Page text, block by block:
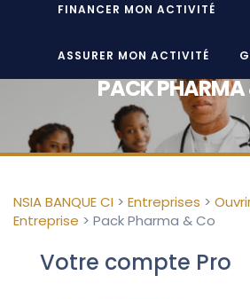
FINANCER MON ACTIVITÉ
ASSURER MON ACTIVITÉ
PACK
NSIA BANQUE CI > Entreprises >
Entreprise > Pack Pharma & Co
Votre compte Pro